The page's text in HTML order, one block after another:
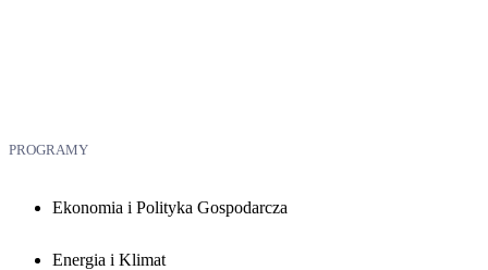
PROGRAMY
Ekonomia i Polityka Gospodarcza
Energia i Klimat